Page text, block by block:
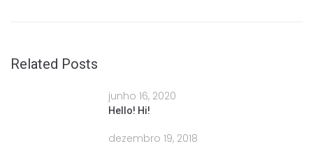
Related Posts
junho 16, 2020
Hello! Hi!
dezembro 19, 2018